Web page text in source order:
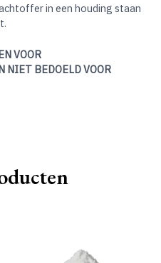
in een houding staan
VOOR
NIET BEDOELD VOOR